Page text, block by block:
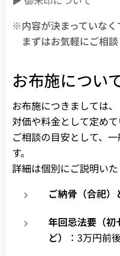
※内容が決まっていなく
まずはお気軽にご相談
お布施につい
お布施につきましては、
対価や料金として定め
ご相談の目安として、
す。
詳細は個別にご説明いた
ご納骨（合祀）
年回忌法要（初
ど）
：3万円前